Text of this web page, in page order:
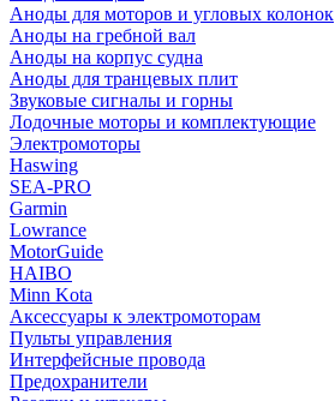
Аноды для моторов и угловых колонок
Аноды на гребной вал
Аноды на корпус судна
Аноды для транцевых плит
Звуковые сигналы и горны
Лодочные моторы и комплектующие
Электромоторы
Haswing
SEA-PRO
Garmin
Lowrance
MotorGuide
HAIBO
Minn Kota
Аксессуары к электромоторам
Пульты управления
Интерфейсные провода
Предохранители